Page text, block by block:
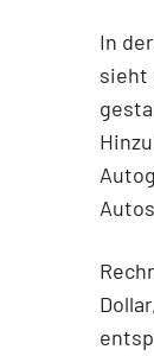
In
sieht